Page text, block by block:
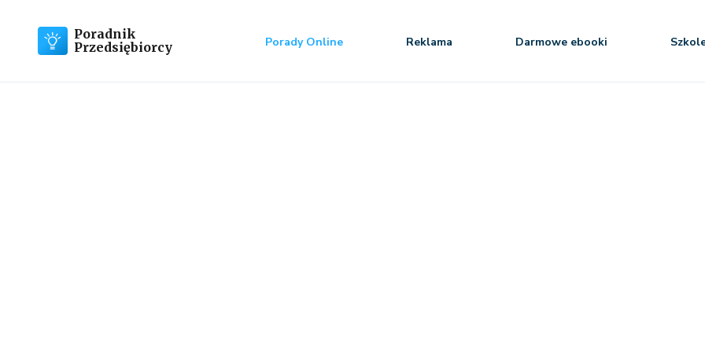
Poradnik
Przedsiębiorcy
Porady Online Reklama Darmowe ebooki